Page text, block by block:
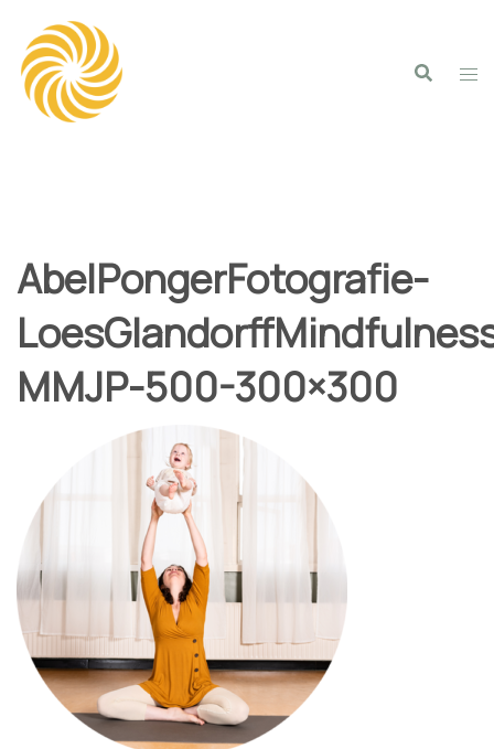
naar
inhoud
AbelPongerFotografie-
MMJP-500-300×300